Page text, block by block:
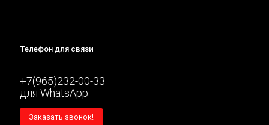
Телефон для связи
+7(965)232-00-33
для WhatsApp
Заказать звонок!